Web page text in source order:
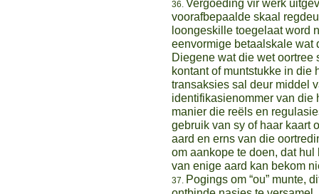
Vergoeding vir werk
voorafbepaalde skaal
loongeskille toegelaat word
eenvormige betaalskale wat
Diegene wat die wet
kontant of muntstukke in die
transaksies sal deur middel
identifikasienommer van die
manier die reëls en
gebruik van sy of haar kaart
aard en erns van die
om aankope te doen, dat
van enige aard kan bekom
Pogings om “ou” munte,